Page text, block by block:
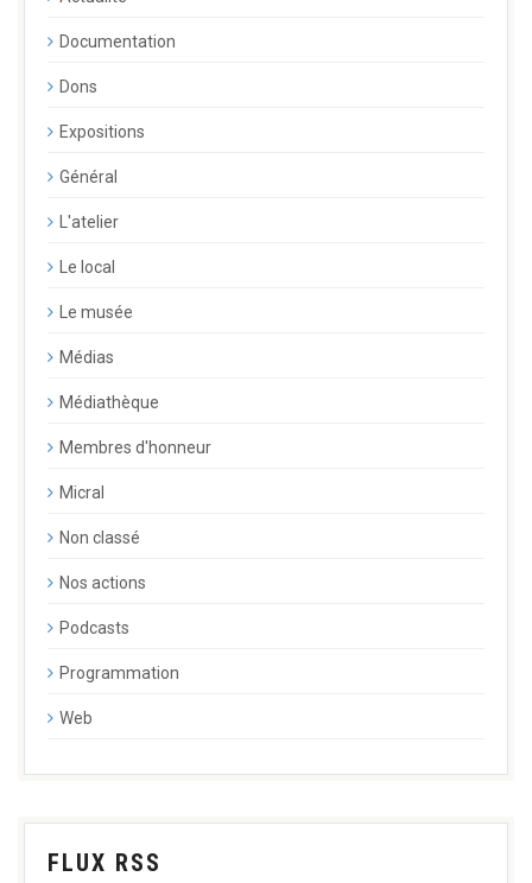
Documentation
Dons
Expositions
Général
L'atelier
Le local
Le musée
Médias
Médiathèque
Membres d'honneur
Micral
Non classé
Nos actions
Podcasts
Programmation
Web
FLUX RSS